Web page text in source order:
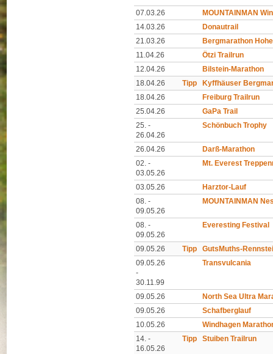
07.03.26
MOUNTAINMAN
14.03.26
Donautrail
21.03.26
Bergmarathon
11.04.26
Ötzi Trailrun
12.04.26
Bilstein-Marathon
18.04.26
Tipp
Kyffhäuser
18.04.26
Freiburg Trailrun
25.04.26
GaPa Trail
25. -
26.04.26
Schönbuch Trophy
26.04.26
Darß-Marathon
02. -
03.05.26
Mt. Everest
03.05.26
Harztor-Lauf
08. -
09.05.26
MOUNTAINMAN
08. -
09.05.26
Everesting Festival
09.05.26 Tipp
GutsMuths-
09.05.26
-
30.11.99
Transvulcania
09.05.26
North Sea Ultra
09.05.26
Schafberglauf
10.05.26
Windhagen
14. -
16.05.26
Tipp Stuiben Trailrun